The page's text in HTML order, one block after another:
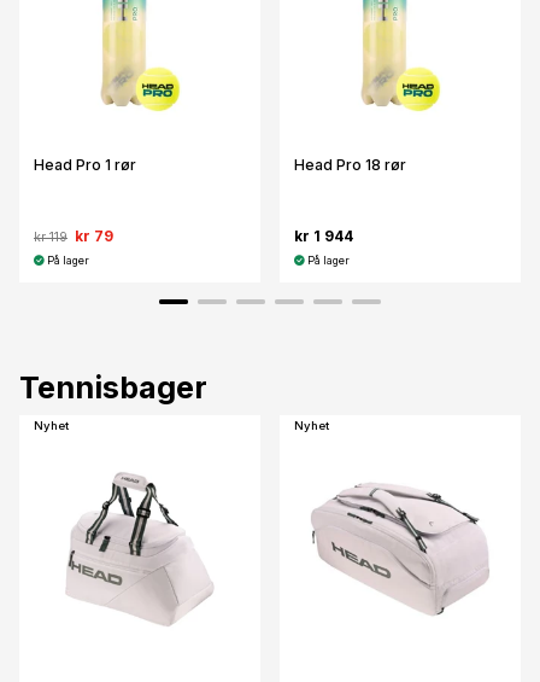
Head Pro 1 rør
kr 119 kr 79
På lager
Head Pro 18 rør
kr 1 944
På lager
Tennisbager
Nyhet Nyhet